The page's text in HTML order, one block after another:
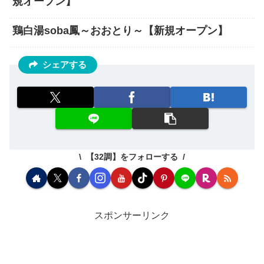
鶏白湯soba鳳～おおとり～【新規オープン】
シェアする
【32調】をフォローする
スポンサーリンク